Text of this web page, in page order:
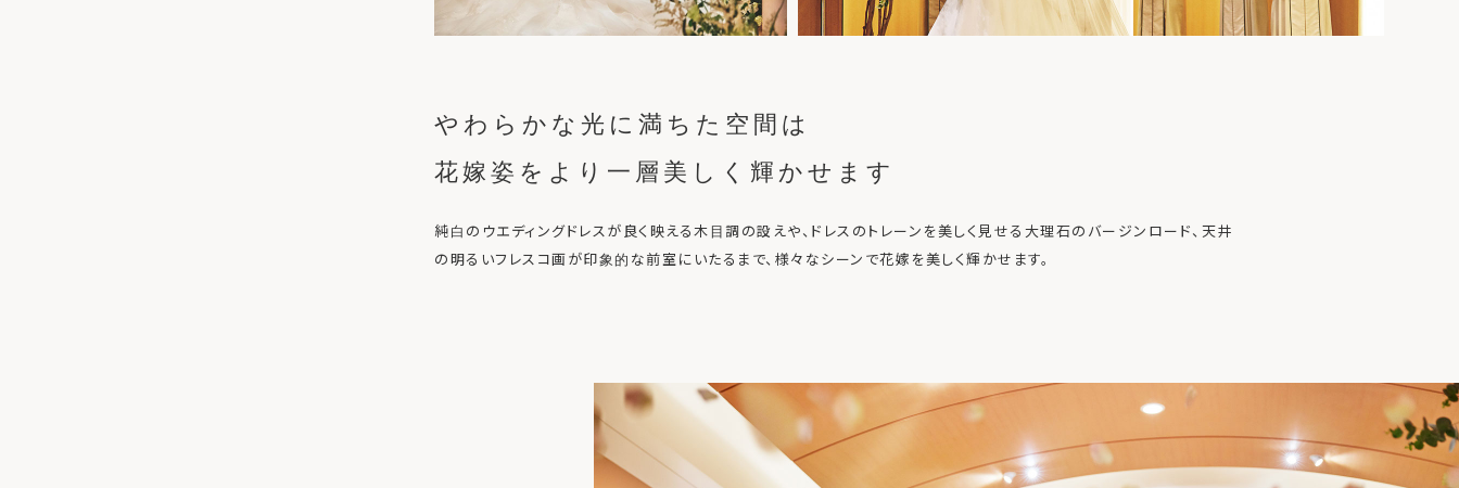
やわらかな光に満ちた空間は
花嫁姿をより一層 美しく輝かせます
純白のウエディングドレスが良く映える木目調の設えや、ドレスのトレーンを美しく見せる大理石のバージンロード、天井
の明るいフレスコ画が印象的な前室にいたるまで、様々なシーンで花嫁を美しく輝かせます。